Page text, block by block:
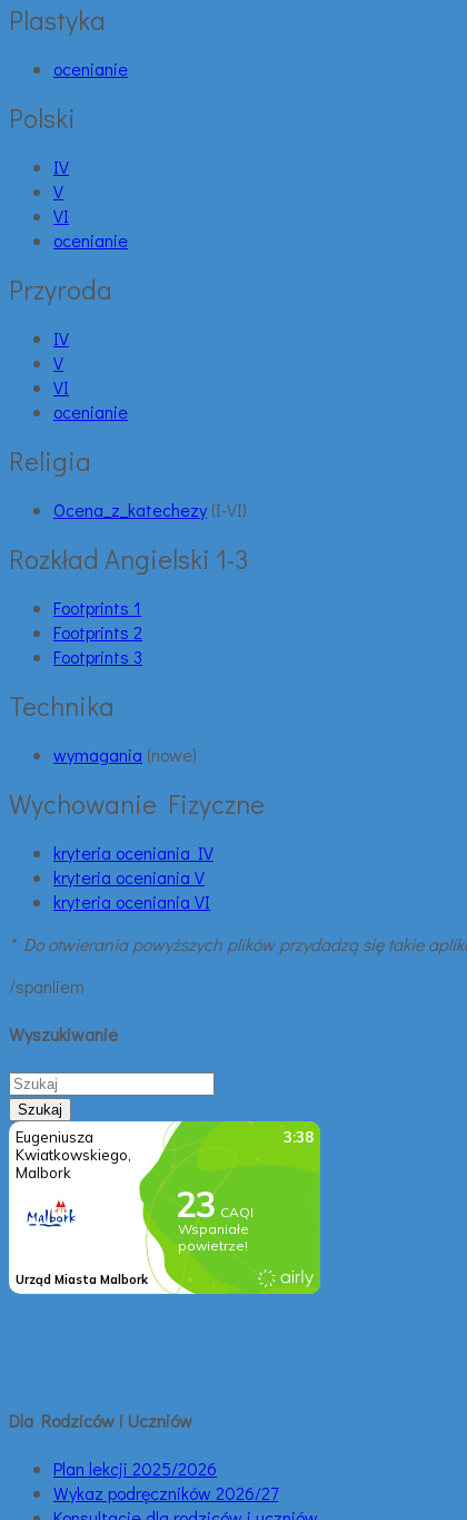
Plastyka
ocenianie
Polski
IV
V
VI
ocenianie
Przyroda
IV
V
VI
ocenianie
Religia
Ocena_z_katechezy (I-VI)
Rozkład Angielski 1-3
Footprints 1
Footprints 2
Footprints 3
Technika
wymagania (nowe)
Wychowanie Fizyczne
kryteria oceniania IV
kryteria oceniania V
kryteria oceniania VI
* Do otwierania powyższych plików przydadzą się takie
/spanliem
Wyszukiwanie
Dla Rodziców i Uczniów
Plan lekcji 2025/2026
Wykaz podręczników 2026/27